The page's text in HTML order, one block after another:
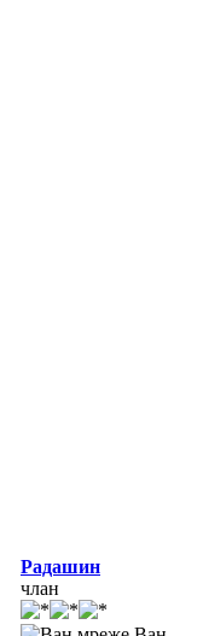
Радашин
члан